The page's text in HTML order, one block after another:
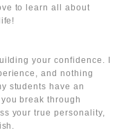
to learn all about
your confidence. I
and nothing
students have an
break through
your true personality,